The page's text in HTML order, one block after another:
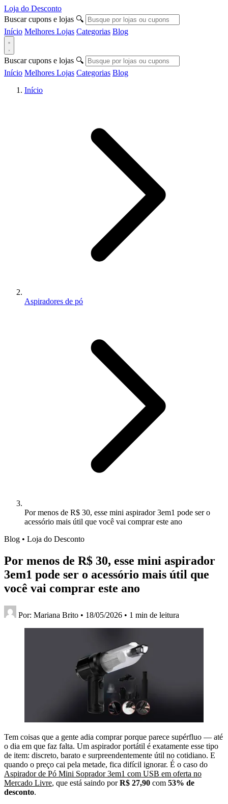
Loja do Desconto
Buscar cupons e lojas 🔍
Início Melhores Lojas Categorias Blog
Buscar cupons e lojas 🔍
Início Melhores Lojas Categorias Blog
Início
Aspiradores de pó
Por menos de R$ 30, esse mini aspirador 3em1 pode ser o
acessório mais útil que você vai comprar este ano
Blog • Loja do Desconto
Por menos de R$ 30, esse mini aspirador
3em1 pode ser o acessório mais útil que
você vai comprar este ano
Por: Mariana Brito • 18/05/2026 • 1 min de leitura
Tem coisas que a gente adia comprar porque parece supérfluo — até
o dia em que faz falta. Um aspirador portátil é exatamente esse tipo
de item: discreto, barato e surpreendentemente útil no cotidiano. E
quando o preço cai pela metade, fica difícil ignorar. É o caso do
Aspirador de Pó Mini Soprador 3em1 com USB em oferta no
Mercado Livre, que está saindo porR$ 27,90 com 53% de
desconto.